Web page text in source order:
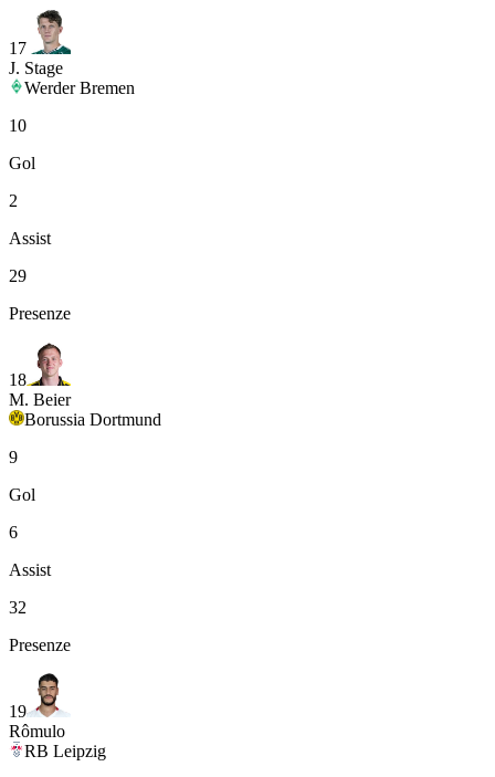
17
J. Stage
Werder Bremen
10
Gol
2
Assist
29
Presenze
18
M. Beier
Borussia Dortmund
9
Gol
6
Assist
32
Presenze
19
Rômulo
RB Leipzig